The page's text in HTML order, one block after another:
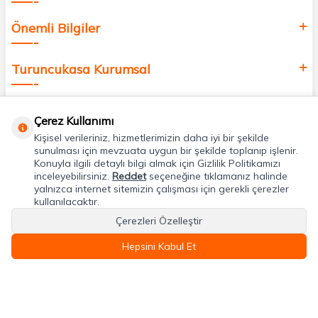
Önemli Bilgiler
Turuncukasa Kurumsal
Uygulamalarımız
Adres & İletişim
Çerez Kullanımı
Kişisel verileriniz, hizmetlerimizin daha iyi bir şekilde
sunulması için mevzuata uygun bir şekilde toplanıp işlenir.
Konuyla ilgili detaylı bilgi almak için Gizlilik Politikamızı
inceleyebilirsiniz. Reddetseçeneğine tıklamanız halinde
yalnızca internet sitemizin çalışması için gerekli çerezler
kullanılacaktır.
Çerezleri Özelleştir
Hepsini Kabul Et